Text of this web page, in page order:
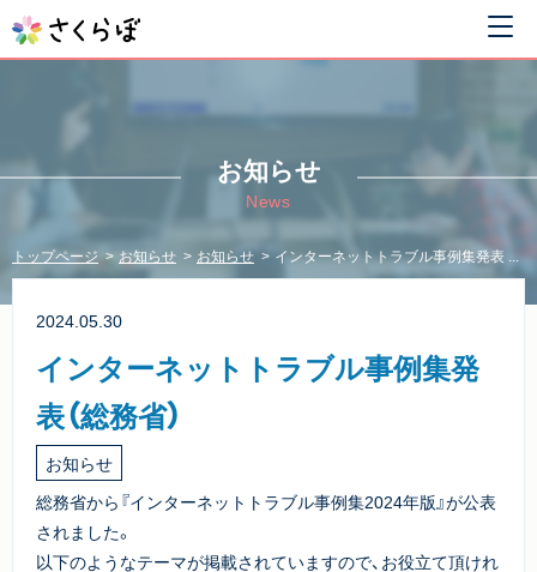
お知らせ
News
トップページ お知らせ お知らせ インターネットトラブル事例集発表 ...
2024.05.30
インターネットトラブル事例集発
表（総務省）
お知らせ
総務省から『インターネットトラブル事例集2024年版』が公表
されました。
以下のようなテーマが掲載されていますので、お役立て頂けれ